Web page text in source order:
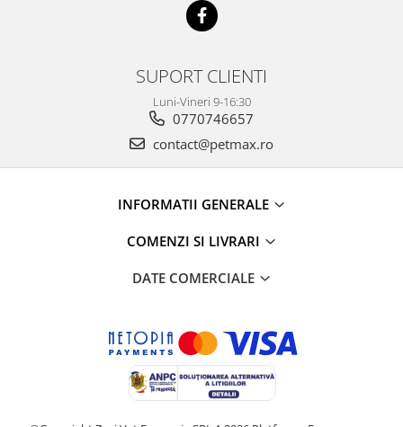
SUPORT CLIENTI
Luni-Vineri 9-16:30
0770746657
contact@petmax.ro
INFORMATII GENERALE
COMENZI SI LIVRARI
DATE COMERCIALE